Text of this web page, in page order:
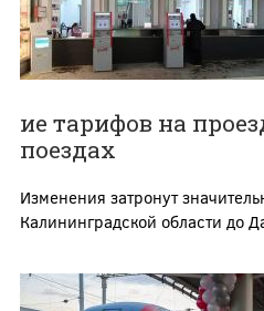
ие тарифов на
поездах
Изменения затронут
Калининградской области до